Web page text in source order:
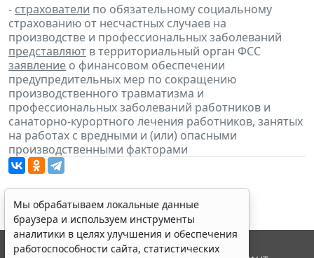
- страхователи по обязательному социальному
страхованию от несчастных случаев на
производстве и профессиональных заболеваний
представляют в территориальный орган ФСС
заявление о финансовом обеспечении
предупредительных мер по сокращению
производственного травматизма и
профессиональных заболеваний работников и
санаторно-курортного лечения работников, занятых
на работах с вредными и (или) опасными
производственными факторами
Мы обрабатываем локальные данные
браузера и используем инструменты
аналитики в целях улучшения и обеспечения
работоспособности сайта, статистических